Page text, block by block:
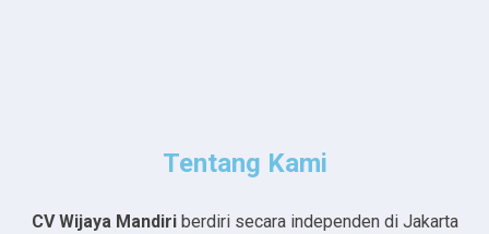
Tentang Kami
CV Wijaya Mandiriberdiri secara independen di Jakarta